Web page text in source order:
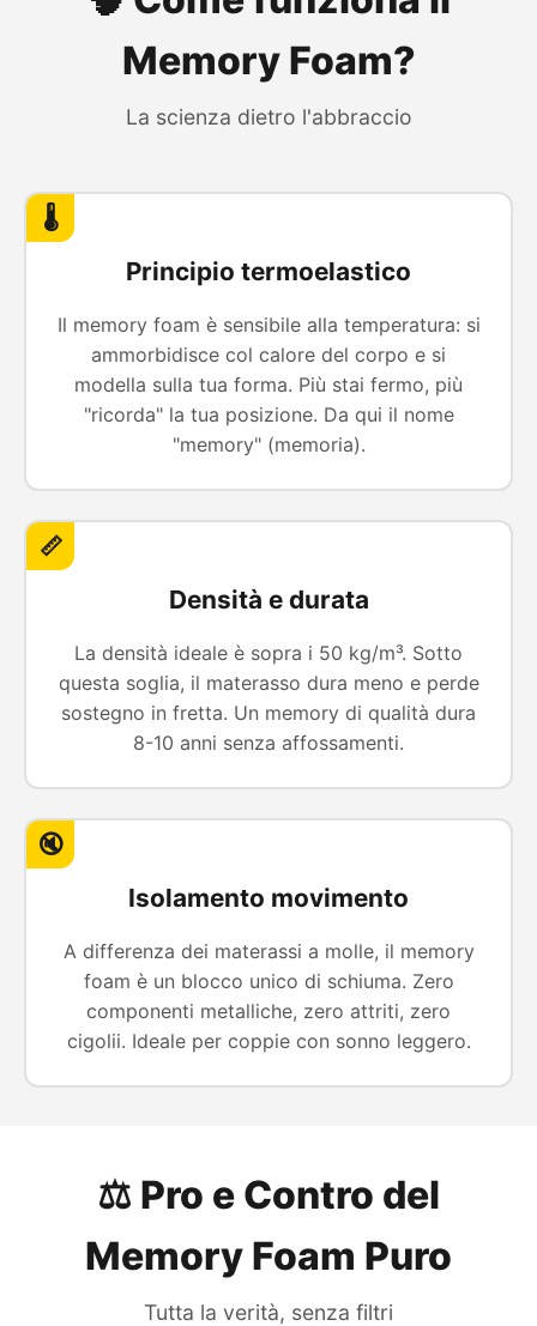
Memory Foam?
La scienza dietro l'abbraccio
🌡️
Principio termoelastico
Il memory foam è sensibile alla temperatura: si
ammorbidisce col calore del corpo e si
modella sulla tua forma. Più stai fermo, più
"ricorda" la tua posizione. Da qui il nome
"memory" (memoria).
📏
Densità e durata
La densità ideale è sopra i 50 kg/m³. Sotto
questa soglia, il materasso dura meno e perde
sostegno in fretta. Un memory di qualità dura
8-10 anni senza affossamenti.
🔇
Isolamento movimento
A differenza dei materassi a molle, il memory
foam è un blocco unico di schiuma. Zero
componenti metalliche, zero attriti, zero
cigolii. Ideale per coppie con sonno leggero.
⚖️ Pro e Contro del
Memory Foam Puro
Tutta la verità, senza filtri